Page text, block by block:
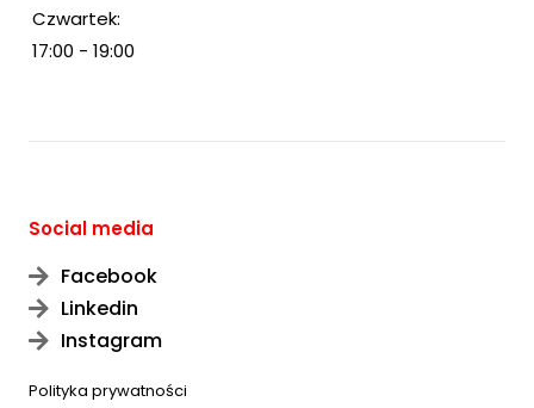
Czwartek:
17:00 - 19:00
Social media
Facebook
Linkedin
Instagram
Polityka prywatności